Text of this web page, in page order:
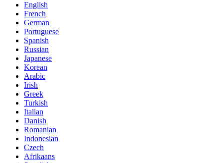
English
French
German
Portuguese
Spanish
Russian
Japanese
Korean
Arabic
Irish
Greek
Turkish
Italian
Danish
Romanian
Indonesian
Czech
Afrikaans